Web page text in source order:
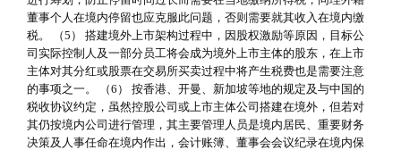
董事个人在境内停留也应克服此问题，否则需要就其收入在境内缴
税。 （5） 搭建境外上市架构过程中，因股权激励等原因，目标公
司实际控制人及一部分员工将会成为境外上市主体的股东，在上市
主体对其分红或股票在交易所买卖过程中将产生税费也是需要注意
的事项之一。 （6） 按香港、开曼、新加坡等地的规定及与中国的
税收协议约定，虽然控股公司或上市主体公司搭建在境外，但若对
其仍按境内公司进行管理，其主要管理人员是境内居民、重要财务
决策及人事任命在境内作出，会计账簿、董事会会议纪录在境内保